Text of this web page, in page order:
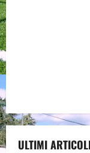
ULTIMI